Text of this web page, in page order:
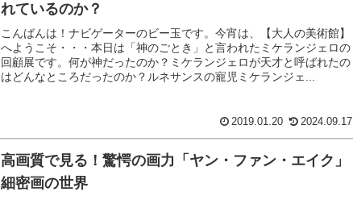
れているのか？
こんばんは！ナビゲーターのビー玉です。今宵は、【大人の美術館】
へようこそ・・・本日は「神のごとき」と言われたミケランジェロの
回顧展です。何が神だったのか？ミケランジェロが天才と呼ばれたの
はどんなところだったのか？ルネサンスの寵児ミケランジェ...
2019.01.20 2024.09.17
高画質で見る！驚愕の画力「ヤン・ファン・エイク」
細密画の世界